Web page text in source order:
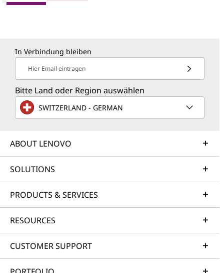
In Verbindung bleiben
Hier Email eintragen
Bitte Land oder Region auswählen
SWITZERLAND - GERMAN
ABOUT LENOVO
SOLUTIONS
PRODUCTS & SERVICES
RESOURCES
CUSTOMER SUPPORT